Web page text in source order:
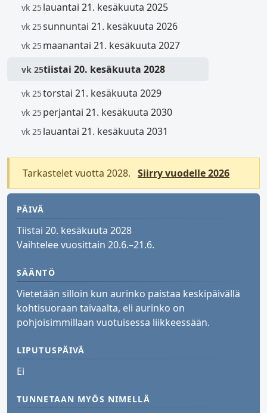
vk 25lauantai 21. kesäkuuta 2025
vk 25sunnuntai 21. kesäkuuta 2026
vk 25maanantai 21. kesäkuuta 2027
vk 25tiistai 20. kesäkuuta 2028
vk 25torstai 21. kesäkuuta 2029
vk 25perjantai 21. kesäkuuta 2030
vk 25lauantai 21. kesäkuuta 2031
Tarkastelet vuotta 2028. Siirry vuodelle 2026
PÄIVÄ
Tiistai 20. kesäkuuta 2028
Vaihtelee vuosittain 20.6.–21.6.
SÄÄNTÖ
Vietetään silloin kun aurinko paistaa keskipäivällä
kohtisuoraan taivaalta, eli aurinko on
pohjoisimmillaan vuotuisessa liikkeessään.
LIPUTUSPÄIVÄ
Ei
TUNNETAAN MYÖS NIMELLÄ